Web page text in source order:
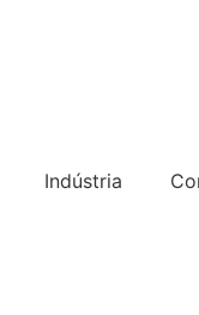
Indústria